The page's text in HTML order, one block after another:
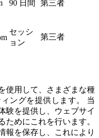
90 日間 第三者
セッシ
ョン
第三者
使用して、さまざまな種
ングを提供します。 当
験を提供し、ウェブサイ
ためにこれを行います。
報を保存し、これにより